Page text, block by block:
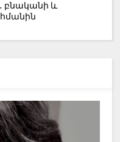
բնականի և